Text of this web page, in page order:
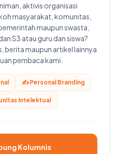
aktivis organisasi
masyarakat, komunitas,
maupun swasta,
S3 atau guru dan siswa?
berita maupun artikel lainnya
pembaca kami.
✍️ Personal Branding
Intelektual
Kolumnis